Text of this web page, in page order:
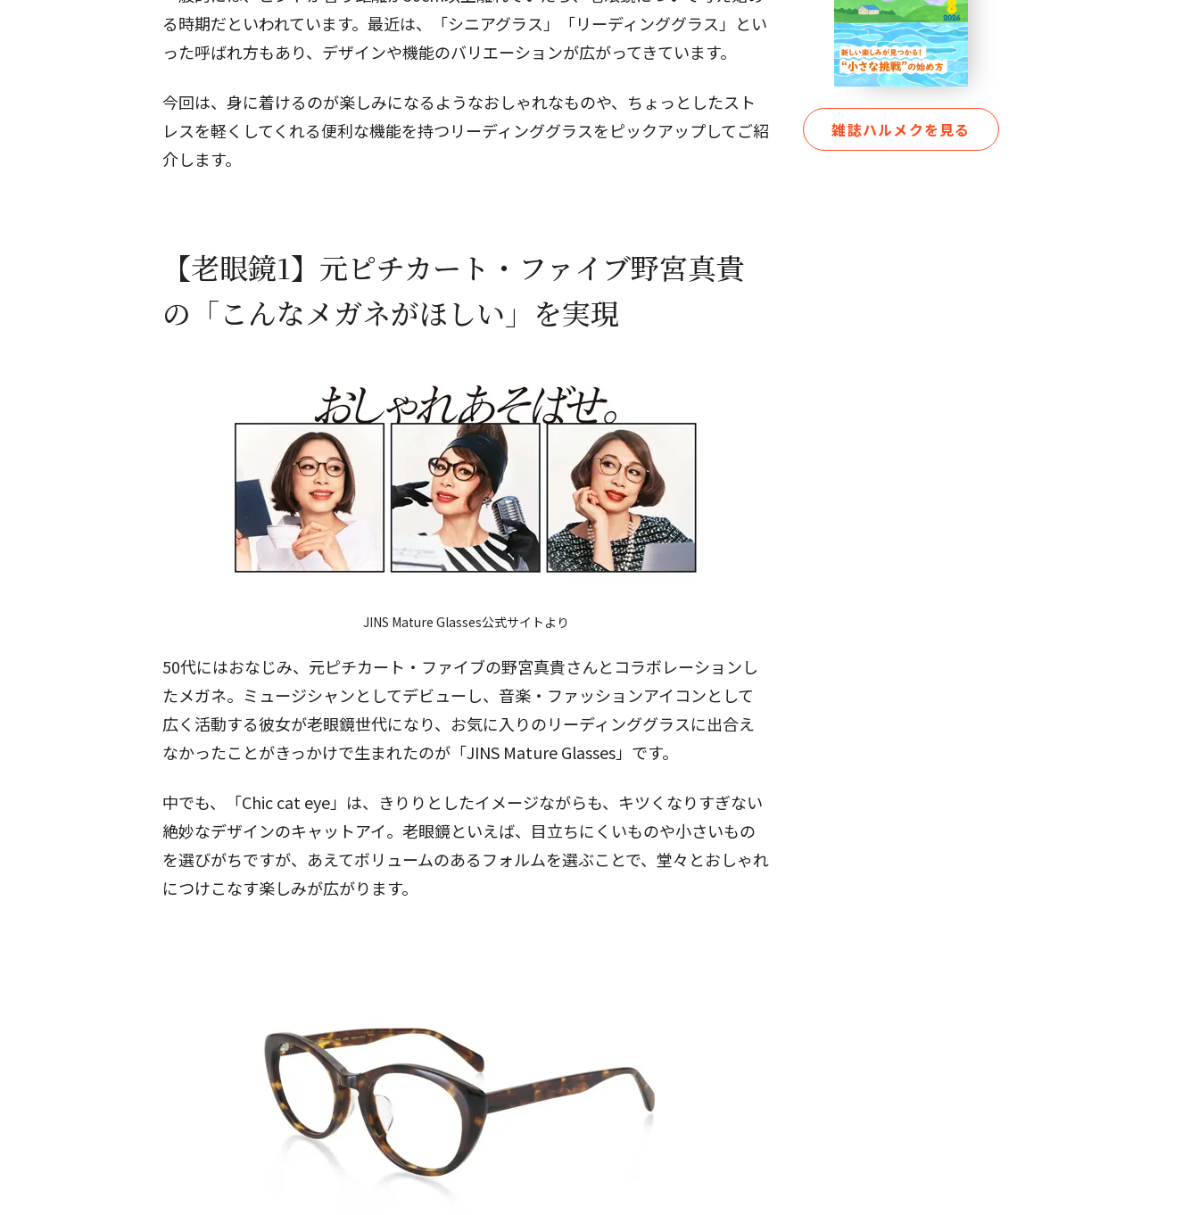
る時期だといわれています。最近は、「シニアグラス」「リーディンググラス」とい
った呼ばれ方もあり、デザインや機能のバリエーションが広がってきています。
今回は、身に着けるのが楽しみになるようなおしゃれなものや、ちょっとしたスト
レスを軽くしてくれる便利な機能を持つリーディンググラスをピックアップしてご紹
介します。
【老眼鏡1】元ピチカート・ファイブ野宮真貴
の「こんなメガネがほしい」を実現
JINS Mature Glasses公式サイトより
50代にはおなじみ、元ピチカート・ファイブの野宮真貴さんとコラボレーションし
たメガネ。ミュージシャンとしてデビューし、音楽・ファッションアイコンとして
広く活動する彼女が老眼鏡世代になり、お気に入りのリーディンググラスに出合え
なかったことがきっかけで生まれたのが「JINS Mature Glasses」です。
中でも、「Chic cat eye」は、きりりとしたイメージながらも、キツくなりすぎない
絶妙なデザインのキャットアイ。老眼鏡といえば、目立ちにくいものや小さいもの
を選びがちですが、あえてボリュームのあるフォルムを選ぶことで、堂々とおしゃれ
につけこなす楽しみが広がります。
雑誌ハルメクを見る